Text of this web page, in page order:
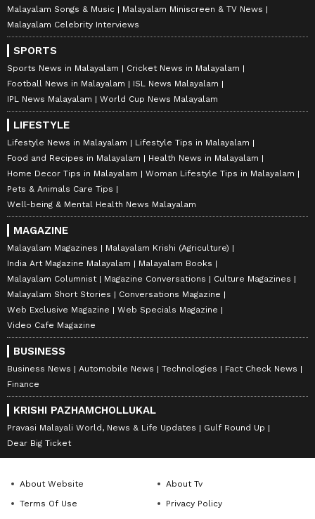
Malayalam Songs & Music
Malayalam Miniscreen & TV News
Malayalam Celebrity Interviews
SPORTS
Sports News in Malayalam
Cricket News in Malayalam
Football News in Malayalam
ISL News Malayalam
IPL News Malayalam
World Cup News Malayalam
LIFESTYLE
Lifestyle News in Malayalam
Lifestyle Tips in Malayalam
Food and Recipes in Malayalam
Health News in Malayalam
Home Decor Tips in Malayalam
Woman Lifestyle Tips in Malayalam
Pets & Animals Care Tips
Well-being & Mental Health News Malayalam
MAGAZINE
Malayalam Magazines
Malayalam Krishi (Agriculture)
India Art Magazine Malayalam
Malayalam Books
Malayalam Columnist
Magazine Conversations
Culture Magazines
Malayalam Short Stories
Conversations Magazine
Web Exclusive Magazine
Web Specials Magazine
Video Cafe Magazine
BUSINESS
Business News Automobile News Technologies
Fact Check News
Finance
KRISHI PAZHAMCHOLLUKAL
Pravasi Malayali World, News & Life Updates
Gulf Round Up
Dear Big Ticket
About Website
About Tv
Terms Of Use
Privacy Policy